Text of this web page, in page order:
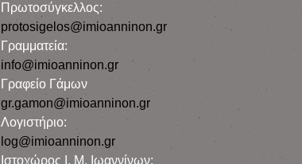
Πρωτοσύγκελλος:
protosigelos@imioanninon.gr
Γραμματεία:
info@imioanninon.gr
Γραφείο Γάμων
gr.gamon@imioanninon.gr
Λογιστήριο:
log@imioanninon.gr
Ιστοχώρος Ι. Μ. Ιωαννίνων: